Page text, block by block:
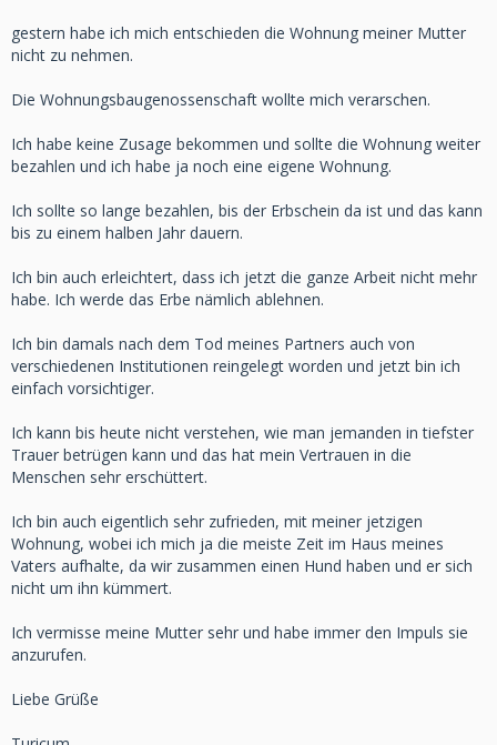
gestern habe ich mich entschieden die Wohnung meiner Mutter
nicht zu nehmen.
Die Wohnungsbaugenossenschaft wollte mich verarschen.
Ich habe keine Zusage bekommen und sollte die Wohnung weiter
bezahlen und ich habe ja noch eine eigene Wohnung.
Ich sollte so lange bezahlen, bis der Erbschein da ist und das kann
bis zu einem halben Jahr dauern.
Ich bin auch erleichtert, dass ich jetzt die ganze Arbeit nicht mehr
habe. Ich werde das Erbe nämlich ablehnen.
Ich bin damals nach dem Tod meines Partners auch von
verschiedenen Institutionen reingelegt worden und jetzt bin ich
einfach vorsichtiger.
Ich kann bis heute nicht verstehen, wie man jemanden in tiefster
Trauer betrügen kann und das hat mein Vertrauen in die
Menschen sehr erschüttert.
Ich bin auch eigentlich sehr zufrieden, mit meiner jetzigen
Wohnung, wobei ich mich ja die meiste Zeit im Haus meines
Vaters aufhalte, da wir zusammen einen Hund haben und er sich
nicht um ihn kümmert.
Ich vermisse meine Mutter sehr und habe immer den Impuls sie
anzurufen.
Liebe Grüße